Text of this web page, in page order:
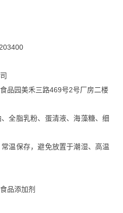
品园美禾三路469号2号厂房二楼
全脂乳粉、蛋清液、海藻糖、细
温保存，避免放置于潮湿、高温
品添加剂